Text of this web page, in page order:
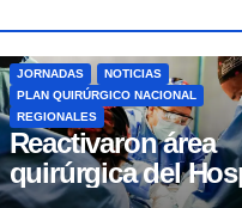
JORNADAS
NOTICIAS
PLAN QUIRÚRGICO NACIONAL
REGIONALES
Reactivaron área
quirúrgica del